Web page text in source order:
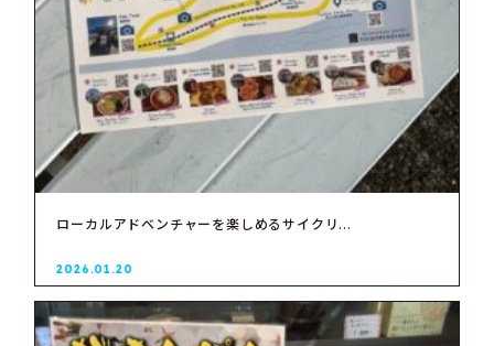
ローカルアドベンチャーを楽しめるサイクリ...
2026.01.20